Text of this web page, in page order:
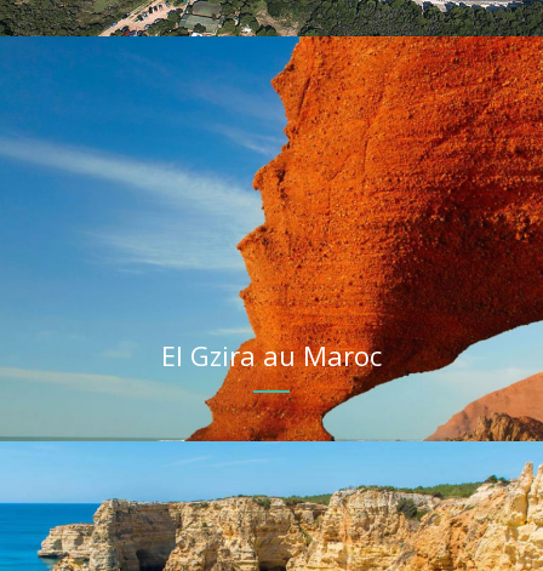
El Gzira au Maroc